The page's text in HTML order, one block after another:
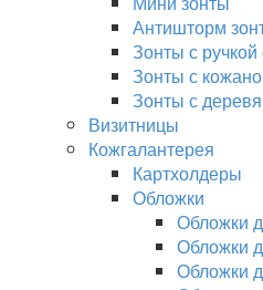
Антишторм
Зонты с
Зонты с
Зонты с
Визитницы
Кожгалантерея
Картхолдеры
Обложки
Обложки
Обложки
Обложки